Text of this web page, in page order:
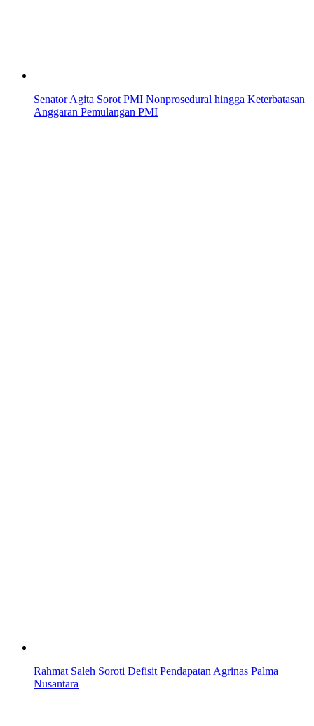
Senator Agita Sorot PMI Nonprosedural hingga Keterbatasan
Anggaran Pemulangan PMI
Rahmat Saleh Soroti Defisit Pendapatan Agrinas Palma
Nusantara